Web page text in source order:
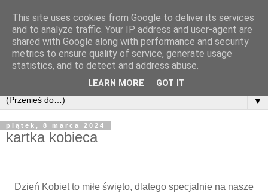
▼
piątek, 8 marca 2024
kartka kobieca
Dzień Kobiet to miłe święto, dlatego specjalnie na nasze
This site uses cookies from Google to deliver its services
and to analyze traffic. Your IP address and user-agent are
shared with Google along with performance and security
metrics to ensure quality of service, generate usage
statistics, and to detect and address abuse.
LEARN MORE GOT IT